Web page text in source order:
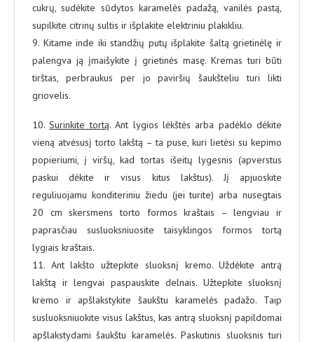
cukrų, sudėkite sūdytos karamelės padažą, vanilės pastą,
supilkite citrinų sultis ir išplakite elektriniu plakikliu.
9. Kitame inde iki standžių putų išplakite šaltą grietinėlę ir
palengva ją įmaišykite į grietinės masę. Kremas turi būti
tirštas, perbraukus per jo paviršių šaukšteliu turi likti
griovelis.
10.Surinkite tortą. Ant lygios lėkštės arba padėklo dėkite
vieną atvėsusį torto lakštą – ta puse, kuri lietėsi su kepimo
popieriumi, į viršų, kad tortas išeitų lygesnis (apverstus
paskui dėkite ir visus kitus lakštus). Jį apjuoskite
reguliuojamu konditeriniu žiedu (jei turite) arba nusegtais
20 cm skersmens torto formos kraštais – lengviau ir
paprasčiau susluoksniuosite taisyklingos formos tortą
lygiais kraštais.
11. Ant lakšto užtepkite sluoksnį kremo. Uždėkite antrą
lakštą ir lengvai paspauskite delnais. Užtepkite sluoksnį
kremo ir apšlakstykite šaukštu karamelės padažo. Taip
susluoksniuokite visus lakštus, kas antrą sluoksnį papildomai
apšlakstydami šaukštu karamelės. Paskutinis sluoksnis turi